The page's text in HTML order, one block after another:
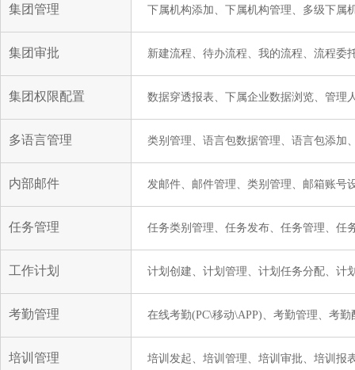
集团管理 下属机构添加、下属机构管理、多级下属
集团审批 新建流程、待办流程、我的流程、流程委
集团权限配置 数据穿透报表、下属企业数据浏览、管理
多语言管理 类别管理、语言包数据管理、语言包添加
内部邮件 发邮件、邮件管理、类别管理、邮箱账号
任务管理 任务类别管理、任务发布、任务管理、任
工作计划 计划创建、计划管理、计划任务分配、计
考勤管理 在线考勤(PC\移动\APP)、考勤管理、考
培训管理 培训发起、培训管理、培训审批、培训报